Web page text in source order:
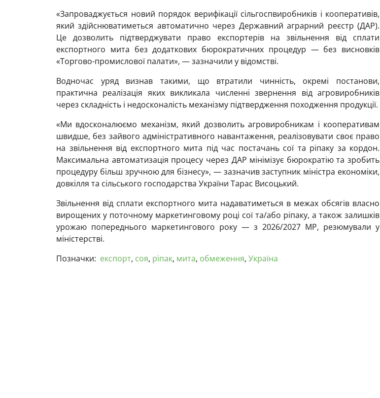
«Запроваджується новий порядок верифікації сільгоспвиробників і кооперативів,
який здійснюватиметься автоматично через Державний аграрний реєстр (ДАР).
Це дозволить підтверджувати право експортерів на звільнення від сплати
експортного мита без додаткових бюрократичних процедур — без висновків
«Торгово-промислової палати», — зазначили у відомстві.
Водночас уряд визнав такими, що втратили чинність, окремі постанови,
практична реалізація яких викликала численні звернення від агровиробників
через складність і недосконалість механізму підтвердження походження продукції.
«Ми вдосконалюємо механізм, який дозволить агровиробникам і кооперативам
швидше, без зайвого адміністративного навантаження, реалізовувати своє право
на звільнення від експортного мита під час постачань сої та ріпаку за кордон.
Максимальна автоматизація процесу через ДАР мінімізує бюрократію та зробить
процедуру більш зручною для бізнесу», — зазначив заступник міністра економіки,
довкілля та сільського господарства України Тарас Висоцький.
Звільнення від сплати експортного мита надаватиметься в межах обсягів власно
вирощених у поточному маркетинговому році сої та/або ріпаку, а також залишків
урожаю попереднього маркетингового року — з 2026/2027 МР, резюмували у
міністерстві.
Позначки: експорт, соя, ріпак, мита, обмеження, Україна